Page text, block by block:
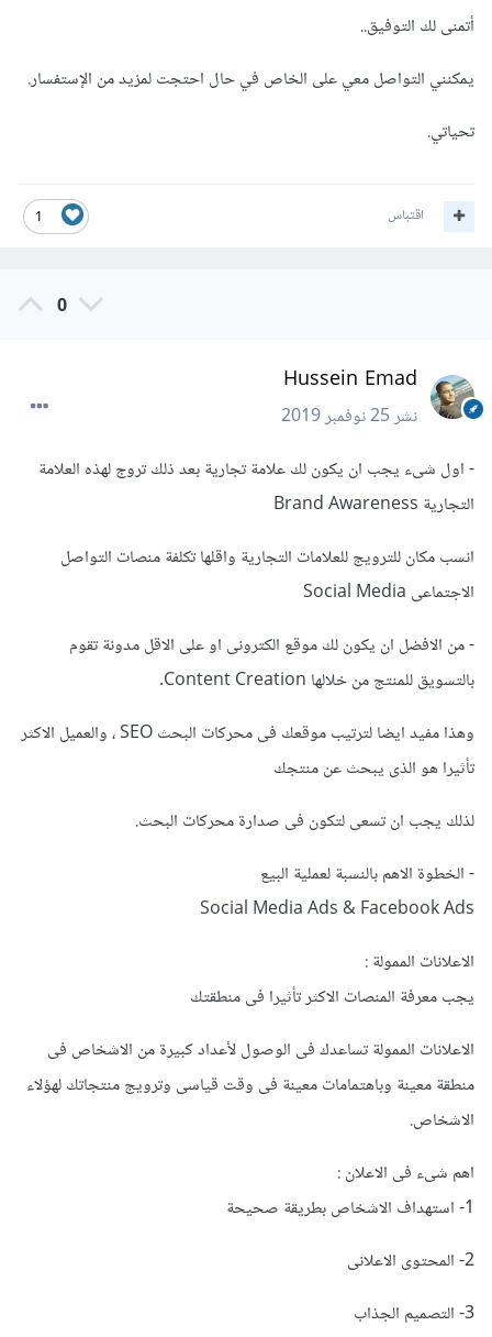
أتمنى لك التوفيق..
يمكنني التواصل معي على الخاص في حال احتجت لمزيد من الإستفسار.
تحياتي.
1 اقتباس
0
Hussein Emad
نشر25 نوفمبر 2019
- اول شىء يجب ان يكون لك علامة تجارية بعد ذلك تروج لهذه العلامة
التجارية Brand Awareness
انسب مكان للترويج للعلامات التجارية واقلها تكلفة منصات التواصل
الاجتماعى Social Media
- من الافضل ان يكون لك موقع الكترونى او على الاقل مدونة تقوم
بالتسويق للمنتج من خلالها Content Creation.
وهذا مفيد ايضا لترتيب موقعك فى محركات البحث SEO ، والعميل الاكثر
تأثيرا هو الذى يبحث عن منتجك
لذلك يجب ان تسعى لتكون فى صدارة محركات البحث.
- الخطوة الاهم بالنسبة لعملية البيع
Social Media Ads & Facebook Ads
الاعلانات الممولة :
يجب معرفة المنصات الاكثر تأثيرا فى منطقتك
الاعلانات الممولة تساعدك فى الوصول لأعداد كبيرة من الاشخاص فى
منطقة معينة وباهتمامات معينة فى وقت قياسى وترويج منتجاتك لهؤلاء
الاشخاص.
اهم شىء فى الاعلان :
1- استهداف الاشخاص بطريقة صحيحة
2- المحتوى الاعلانى
3- التصميم الجذاب